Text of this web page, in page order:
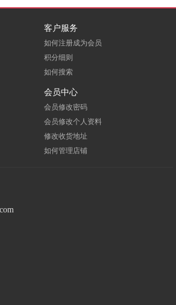
客户服务
如何注册成为会员
积分细则
如何搜索
会员中心
会员修改密码
会员修改个人资料
修改收货地址
如何管理店铺